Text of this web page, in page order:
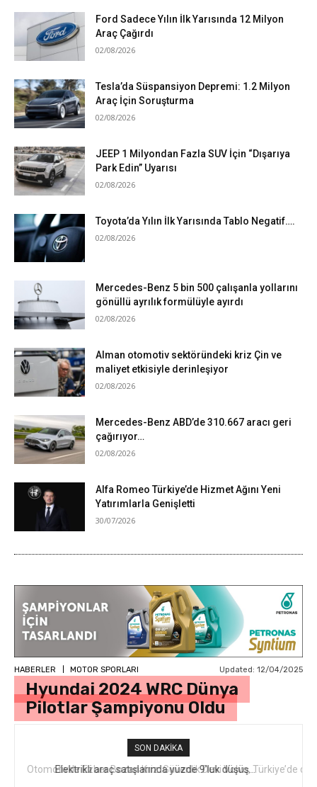
Ford Sadece Yılın İlk Yarısında 12 Milyon
Araç Çağırdı
02/08/2026
Tesla’da Süspansiyon Depremi: 1.2 Milyon
Araç İçin Soruşturma
02/08/2026
JEEP 1 Milyondan Fazla SUV İçin “Dışarıya
Park Edin” Uyarısı
02/08/2026
Toyota’da Yılın İlk Yarısında Tablo Negatif….
02/08/2026
Mercedes-Benz 5 bin 500 çalışanla yollarını
gönüllü ayrılık formülüyle ayırdı
02/08/2026
Alman otomotiv sektöründeki kriz Çin ve
maliyet etkisiyle derinleşiyor
02/08/2026
Mercedes-Benz ABD’de 310.667 aracı geri
çağırıyor…
02/08/2026
Alfa Romeo Türkiye’de Hizmet Ağını Yeni
Yatırımlarla Genişletti
30/07/2026